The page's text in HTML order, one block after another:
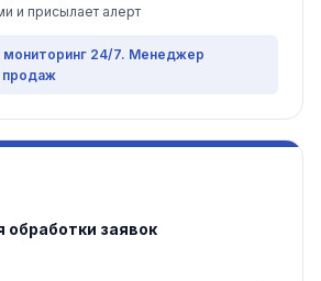
и присылает алерт
мониторинг 24/7. Менеджер
продаж
заявок